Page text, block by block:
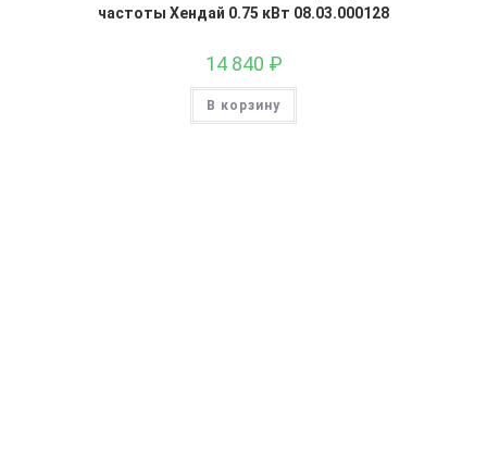
частоты Хендай 0.75 кВт 08.03.000128
14 840 ₽
В корзину